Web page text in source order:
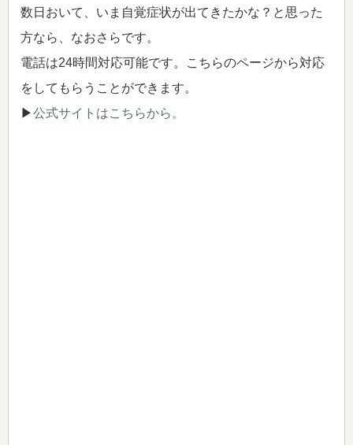
数日おいて、いま自覚症状が出てきたかな？と思った
方なら、なおさらです。
電話は24時間対応可能です。こちらのページから対応
をしてもらうことができます。
▶公式サイトはこちらから。